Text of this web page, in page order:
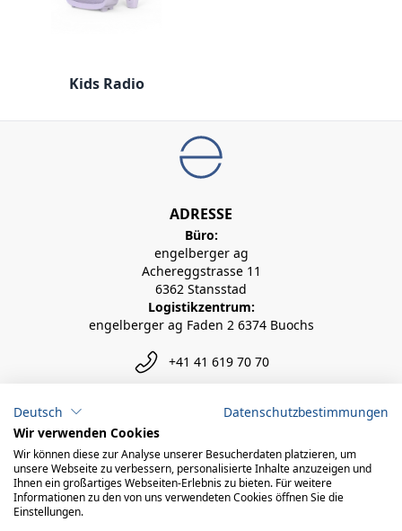
Kids Radio
ADRESSE
Büro:
engelberger ag
Achereggstrasse 11
6362 Stansstad
Logistikzentrum:
engelberger ag Faden 2 6374 Buochs
+41 41 619 70 70
info@engelberger.ch
Deutsch
Datenschutzbestimmungen
Wir verwenden Cookies
Wir können diese zur Analyse unserer Besucherdaten platzieren, um
unsere Webseite zu verbessern, personalisierte Inhalte anzuzeigen und
Ihnen ein großartiges Webseiten-Erlebnis zu bieten. Für weitere
Informationen zu den von uns verwendeten Cookies öffnen Sie die
Einstellungen.